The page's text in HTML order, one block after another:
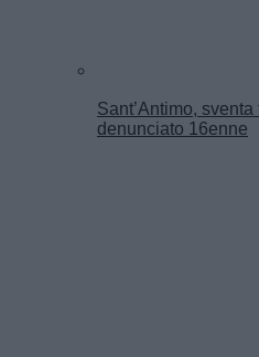
Sant’Antimo,
denunciato 16enne